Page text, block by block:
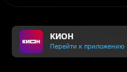
КИОН
Перейти к приложению